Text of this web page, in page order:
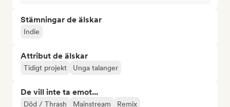
Stämningar de älskar
Indie
Attribut de älskar
Tidigt projekt Unga talanger
De vill inte ta emot...
Död / Thrash Mainstream Remix